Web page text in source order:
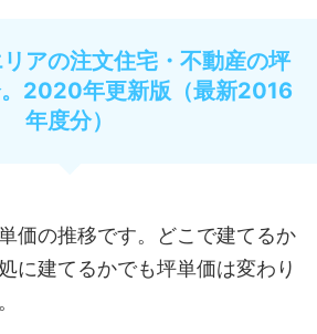
アの注文住宅・不動産の坪
2020年更新版（最新2016
年度分）
価の推移です。どこで建てるか
に建てるかでも坪単価は変わり